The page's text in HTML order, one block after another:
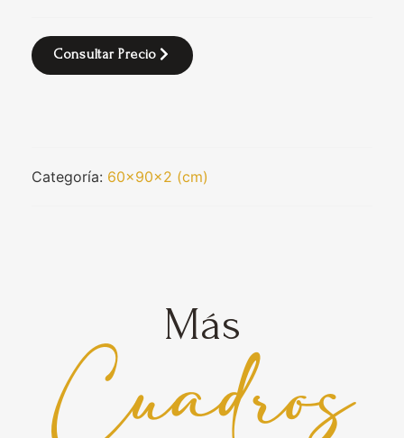
Consultar Precio
Categoría: 60x90x2 (cm)
Más
Cuadros